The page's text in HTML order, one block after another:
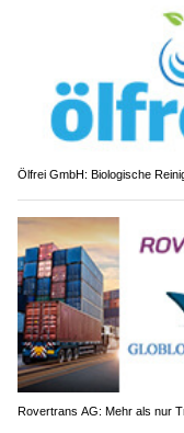
Ölfrei GmbH: Biologische
Rovertrans AG: Mehr als nur